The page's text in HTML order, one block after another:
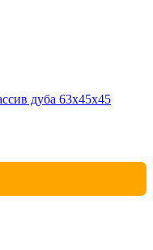
дуба 63х45х45